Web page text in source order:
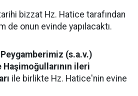
bizzat Hz. Hatice tarafından
onun evinde yapılacaktı.
Peygamberimiz (s.a.v.)
Haşimoğullarının ileri
ile birlikte Hz. Hatice'nin evine